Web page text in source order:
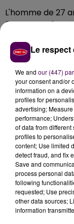
L'homme de 27
l'animal, un
bonne santé
placement en
délivrer les
un permis
celui
policiers se
supercherie
national des
Le
We and our (447)
your consent and/or
information on a
profiles for
advertising;
performance;
of data from
profiles to
content; Use limited
detect fraud, and fix
Save and
process personal
following
requested; Use
other data sources;
information